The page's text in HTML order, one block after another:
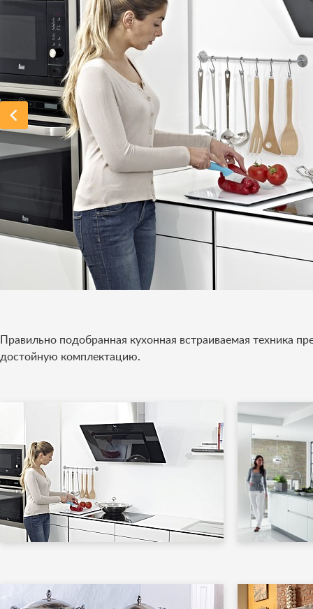
Правильно подобранная кухонная встраиваемая техника
достойную комплектацию.